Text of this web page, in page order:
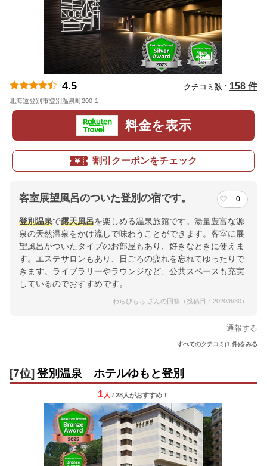
4.5 クチコミ数 : 158 件
北海道登別市登別温泉町200-1
料金を表示
割引クーポンをチェック
客室展望風呂のついた登別の宿です。 0
登別温泉で露天風呂を楽しめる温泉旅館です。湯量豊富な源
泉の天然温泉をかけ流しで味わうことができます。客室に展
望風呂がついたタイプのお部屋もあり、好きなときに使えま
す。エステサロンもあり、日ごろの疲れを忘れてゆったりで
きます。ライブラリーやラウンジなど、公共スペースも充実
しているのでおすすめです。
わらびもち さんの回答（投稿日：2020/8/30）
通報する
すべてのクチコミ(1 件)をみる
[7位] 登別温泉 ホテルゆもと登別
1 人 / 28人がおすすめ！